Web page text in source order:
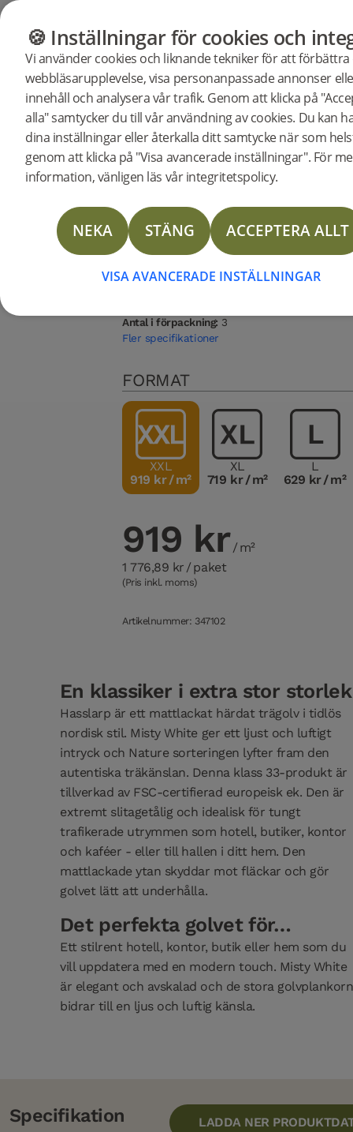
OUTLET
🍪 Inställningar för cookies och
Vi använder cookies och liknande tekniker för att förbättra
webbläsarupplevelse, visa personanpassade annonser
innehåll och analysera vår trafik. Genom att klicka på
alla" samtycker du till vår användning av cookies. Du kan
dina inställningar eller återkalla ditt samtycke när som
genom att klicka på "Visa avancerade inställningar". För
information, vänligen läs vår integritetspolicy.
NEKA STÄNG ACCEPTERA ALLT
VISA AVANCERADE INSTÄLLNINGAR
Butik Golv Woodura Planks
Woodura Planks HASSLARP 3.0
Ek
Nature
Golvtyp:Härdat trägolv
Ytbehandling:Pro mattlack
Bredd:271 mm
Antal i förpackning: 3
Fler specifikationer
FORMAT
XXL
919 kr/ m²
XL
719 kr/ m²
L
629 kr/ m²
919 kr / m²
1 776,89 kr / paket
(Pris inkl. moms)
Artikelnummer: 347102
En klassiker i extra stor storlek
Hasslarp är ett mattlackat härdat trägolv i tidlös
nordisk stil. Misty White ger ett ljust och luftigt
intryck och Nature sorteringen lyfter fram den
autentiska träkänslan. Denna klass 33-produkt är
tillverkad av FSC-certifierad europeisk ek. Den är
extremt slitagetålig och idealisk för tungt
trafikerade utrymmen som hotell, butiker, kontor
och kaféer - eller till hallen i ditt hem. Den
mattlackade ytan skyddar mot fläckar och gör
golvet lätt att underhålla.
Det perfekta golvet för…
Ett stilrent hotell, kontor, butik eller hem som du
vill uppdatera med en modern touch. Misty White
är elegant och avskalad och de stora
bidrar till en ljus och luftig känsla.
LADDA NER
Specifikation
DOKUMENT
TILLBEHÖR